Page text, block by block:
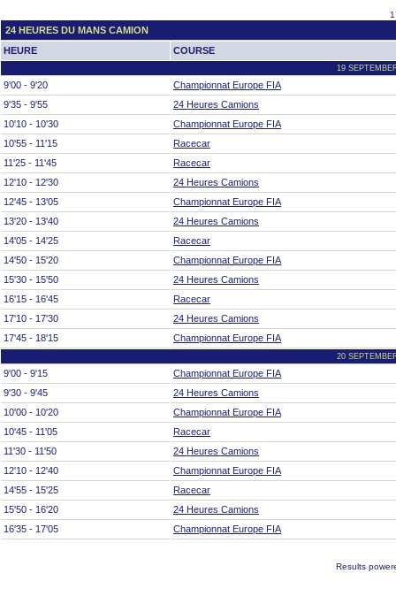
24 HEURES DU MANS CAMION
HEURE
COURSE
19
9'00 - 9'20
Championnat Europe FIA
9'35 - 9'55
24 Heures Camions
10'10 - 10'30
Championnat Europe FIA
10'55 - 11'15
Racecar
11'25 - 11'45
Racecar
12'10 - 12'30
24 Heures Camions
12'45 - 13'05
Championnat Europe FIA
13'20 - 13'40
24 Heures Camions
14'05 - 14'25
Racecar
14'50 - 15'20
Championnat Europe FIA
15'30 - 15'50
24 Heures Camions
16'15 - 16'45
Racecar
17'10 - 17'30
24 Heures Camions
17'45 - 18'15
Championnat Europe FIA
20
9'00 - 9'15
Championnat Europe FIA
9'30 - 9'45
24 Heures Camions
10'00 - 10'20
Championnat Europe FIA
10'45 - 11'05
Racecar
11'30 - 11'50
24 Heures Camions
12'10 - 12'40
Championnat Europe FIA
14'55 - 15'25
Racecar
15'50 - 16'20
24 Heures Camions
16'35 - 17'05
Championnat Europe FIA
Results